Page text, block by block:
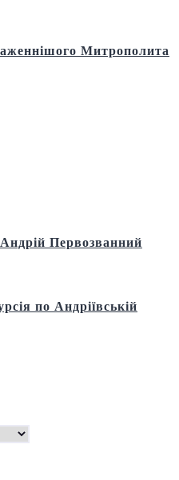
Митрополита
Первозванний
по Андріївській